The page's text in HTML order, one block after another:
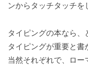
ンからタッチタッチを
タイピングの本なら
タイピングが重要と
当然それぞれで、ロ